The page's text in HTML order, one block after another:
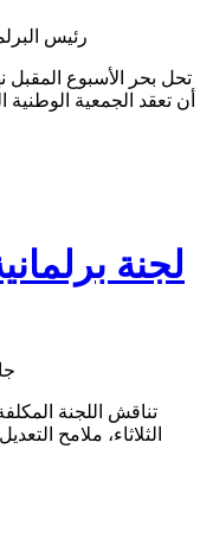
تحل بحر الأسبوع المقبل
أن تعقد الجمعية الوطنية
لجنة
تناقش اللجنة
الثلاثاء، ملامح